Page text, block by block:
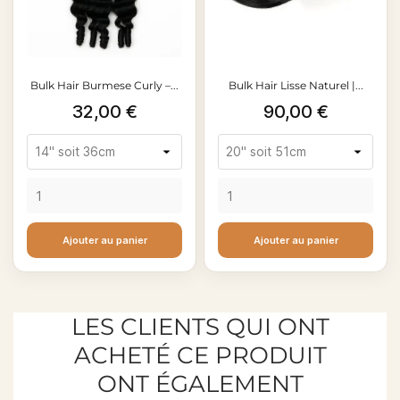
Bulk Hair Burmese Curly –...
Prix
32,00 €
Ajouter au panier
Bulk Hair Lisse Naturel |...
Prix
90,00 €
Ajouter au panier
LES CLIENTS QUI ONT
ACHETÉ CE PRODUIT
ONT ÉGALEMENT